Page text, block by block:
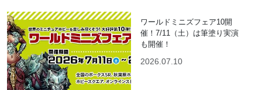
ワールドミニズフェア10開
催！7/11（土）は筆塗り実演
も開催！
2026.07.10